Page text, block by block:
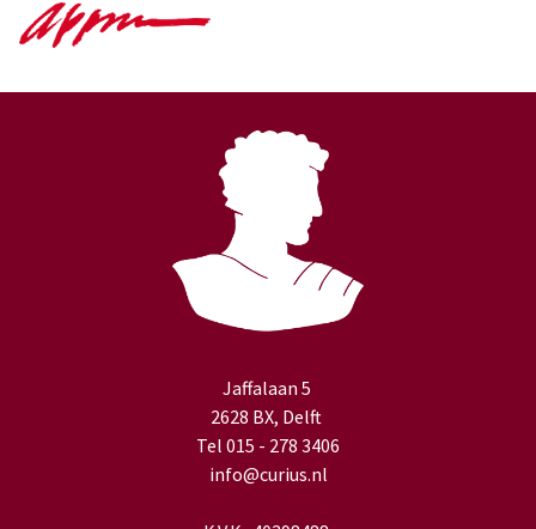
Jaffalaan 5
2628 BX, Delft
Tel 015 - 278 3406
info@curius.nl